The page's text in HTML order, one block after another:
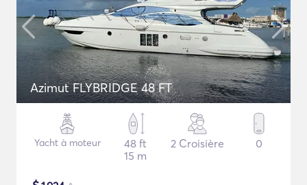
Azimut FLYBRIDGE 48 FT
Yacht à moteur
48 ft
15 m
2 Croisière 0